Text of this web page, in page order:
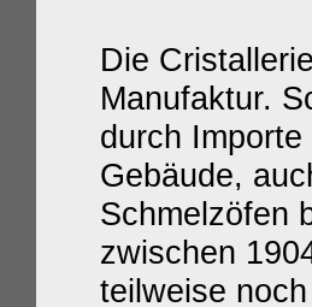
Die
Manufaktur.
durch
Gebäude,
Schmelzöfen
zwischen
teilweise